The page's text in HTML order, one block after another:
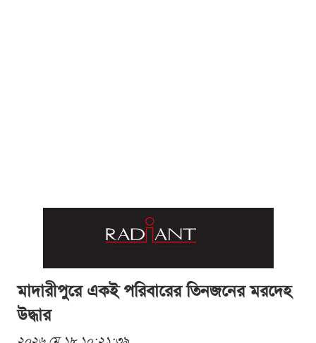
মাদারীপুরে একই পরিবারের তিনজনের মরদেহ
উদ্ধার